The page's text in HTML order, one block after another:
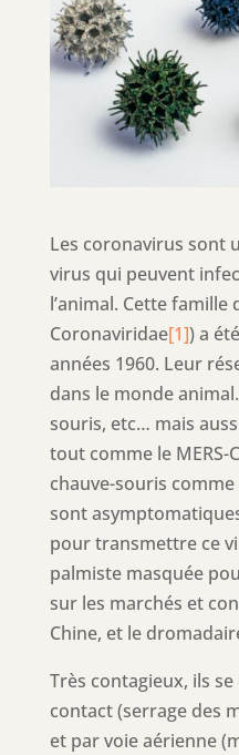
Les coronavirus sont
virus qui peuvent
l’animal. Cette famille
Coronaviridae[1]) a
années 1960. Leur
dans le monde
souris, etc… mais
tout comme le MERS-
chauve-souris
sont
pour transmettre ce
palmiste masquée
sur les marchés et
Chine, et le
Très contagieux, ils
contact (serrage des
et par voie aérienne